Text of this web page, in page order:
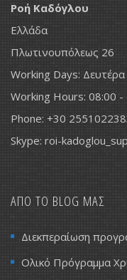
Ροή Καδόγλου
Ελλάδα
Πλωτινουπόλεως 26
Working Days:
Working Hours: 08:00 -
Phone: +30
Skype: roi-
ΑΠΟ ΤΟ BLOG ΜΑΣ
Διεκπεραίωση
Ολικό Πρόγραμμα